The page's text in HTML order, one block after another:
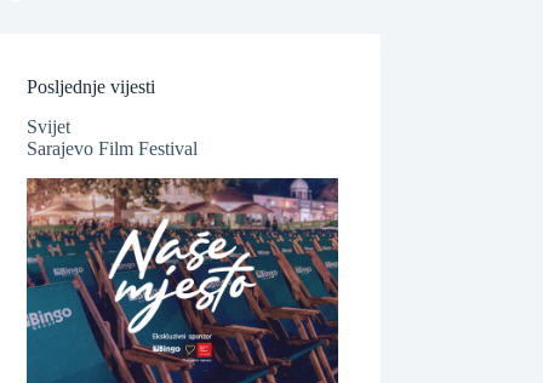
Posljednje vijesti
Svijet
Sarajevo Film Festival
❆